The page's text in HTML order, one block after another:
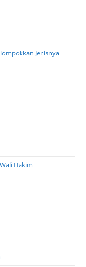
Jenisnya
Hakim